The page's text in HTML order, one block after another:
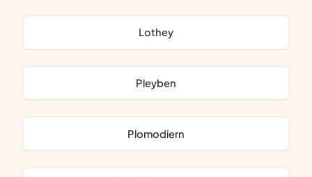
Lothey
Pleyben
Plomodiern